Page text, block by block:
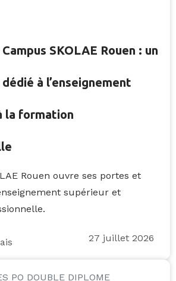
SKOLAE Rouen : un
à l’enseignement
la formation
Rouen ouvre ses portes et
supérieur et
27 juillet 2026